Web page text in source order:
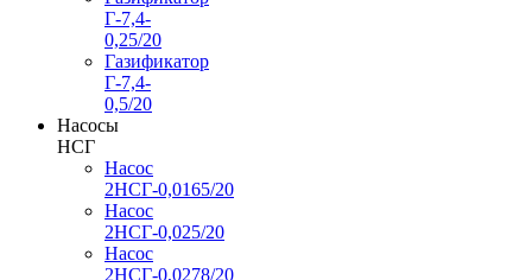
Г-7,4-
0,25/20
Газификатор
Г-7,4-
0,5/20
Насосы
НСГ
Насос
2НСГ-0,0165/20
Насос
2НСГ-0,025/20
Насос
2НСГ-0,0278/20